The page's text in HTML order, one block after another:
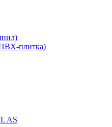
плитка)
AS